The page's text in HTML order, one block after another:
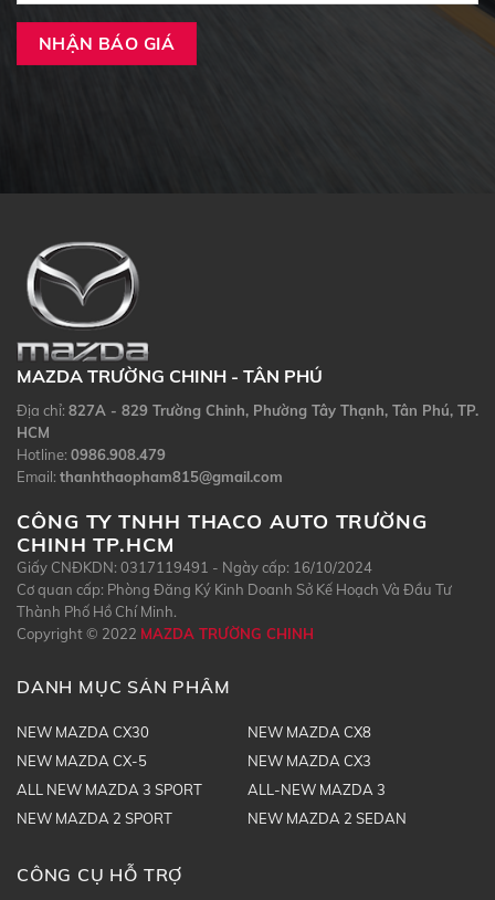
MAZDA TRƯỜNG CHINH - TÂN PHÚ
Địa chỉ: 827A - 829 Trường Chinh, Phường Tây Thạnh, Tân Phú, TP.
HCM
Hotline: 0986.908.479
Email: thanhthaopham815@gmail.com
CÔNG TY TNHH THACO AUTO TRƯỜNG
CHINH TP.HCM
Giấy CNĐKDN: 0317119491 - Ngày cấp: 16/10/2024
Cơ quan cấp: Phòng Đăng Ký Kinh Doanh Sở Kế Hoạch Và Đầu Tư
Thành Phố Hồ Chí Minh.
Copyright © 2022 MAZDA TRƯỜNG CHINH
DANH MỤC SẢN PHẨM
NEW MAZDA CX30
NEW MAZDA CX8
NEW MAZDA CX-5
NEW MAZDA CX3
ALL NEW MAZDA 3 SPORT
ALL-NEW MAZDA 3
NEW MAZDA 2 SPORT
NEW MAZDA 2 SEDAN
CÔNG CỤ HỖ TRỢ